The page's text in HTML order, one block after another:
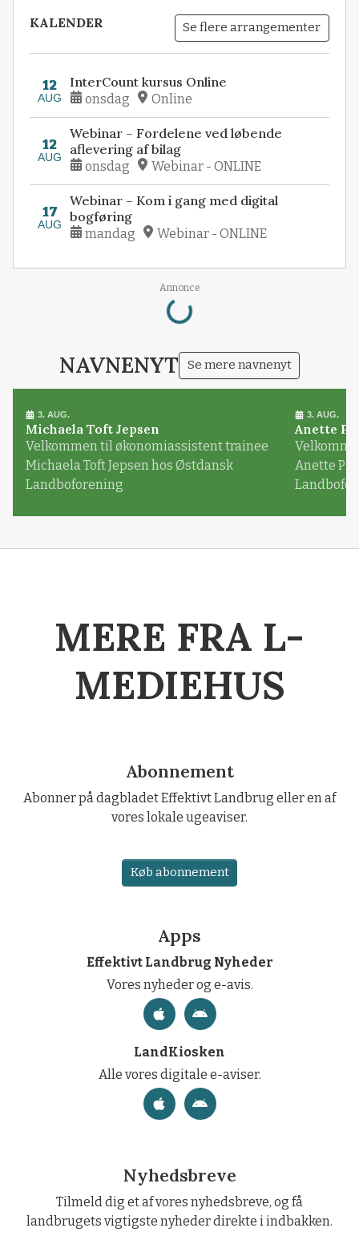
KALENDER Se flere arrangementer
12
AUG
InterCount kursus Online
onsdag Online
12
AUG
Webinar – Fordelene ved løbende
aflevering af bilag
onsdag Webinar - ONLINE
17
AUG
Webinar – Kom i gang med digital
bogføring
mandag Webinar - ONLINE
Annonce
Loading...
NAVNENYT Se mere navnenyt
3. AUG.
Michaela Toft Jepsen
Velkommen til økonomiassistent trainee
Michaela Toft Jepsen hos Østdansk
Landboforening
3. AUG.
Anette
Anette
MERE FRA L-
MEDIEHUS
Abonnement
Abonner på dagbladet Effektivt Landbrug eller en af
vores lokale ugeaviser.
Køb abonnement
Apps
Effektivt Landbrug Nyheder
Vores nyheder og e-avis.
LandKiosken
Alle vores digitale e-aviser.
Nyhedsbreve
Tilmeld dig et af vores nyhedsbreve, og få
landbrugets vigtigste nyheder direkte i indbakken.